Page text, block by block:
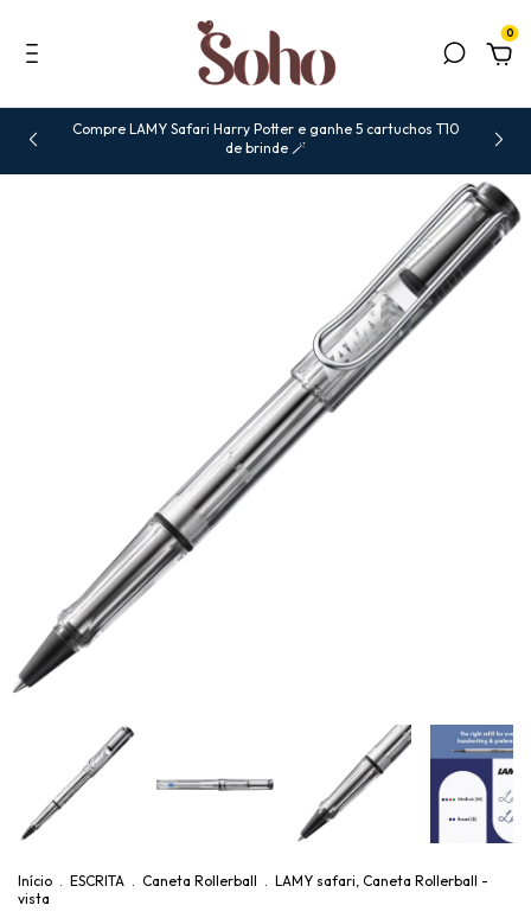
0
Compre LAMY Safari Harry Potter e ganhe 5 cartuchos T10
de brinde 🪄
Início . ESCRITA . Caneta Rollerball . LAMY safari, Caneta Rollerball -
vista